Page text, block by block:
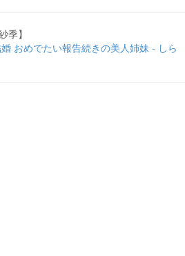
季】
おめでたい報告続きの美人姉妹 - しら